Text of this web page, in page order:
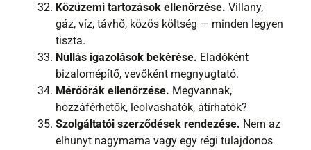
Közüzemi tartozások ellenőrzése. Villany,
gáz, víz, távhő, közös költség — minden legyen
tiszta.
Nullás igazolások bekérése. Eladóként
bizalomépítő, vevőként megnyugtató.
Mérőórák ellenőrzése. Megvannak,
hozzáférhetők, leolvashatók, átírhatók?
Szolgáltatói szerződések rendezése. Nem az
elhunyt nagymama vagy egy régi tulajdonos